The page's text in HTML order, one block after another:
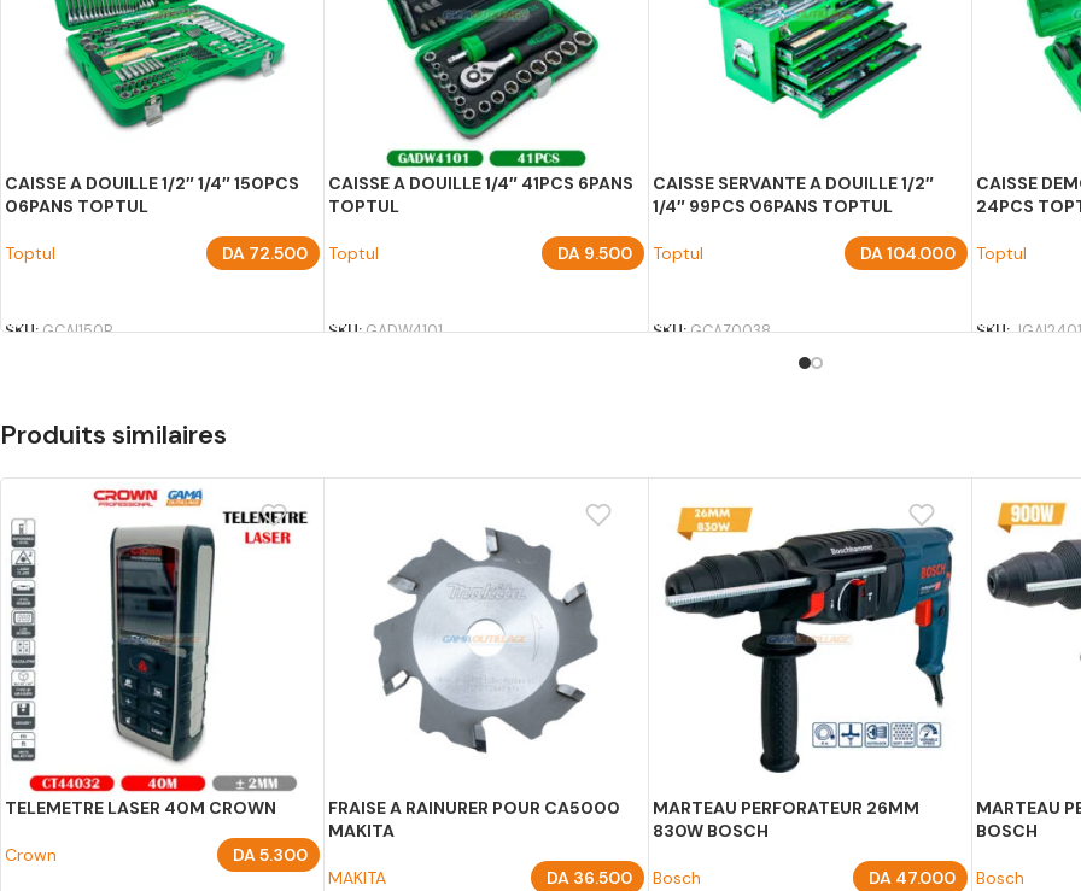
CAISSE A DOUILLE 1/2″ 1/4″ 150PCS
06PANS TOPTUL
Toptul DA 72.500
SKU:GCAI150R
CAISSE A DOUILLE 1/4″ 41PCS 6PANS
TOPTUL
Toptul DA9.500
SKU:GADW4101
CAISSE SERVANTE A DOUILLE 1/2″
1/4″ 99PCS 06PANS TOPTUL
Toptul DA104.000
SKU:GCAZ0038
CAISSE
24PCS
Toptul
SKU:
Produits similaires
TELEMETRE LASER 40M CROWN
Crown DA5.300
FRAISE A RAINURER POUR CA5000
MAKITA
MAKITA DA36.500
MARTEAU PERFORATEUR 26MM
830W BOSCH
Bosch DA 47.000
MARTEAU
BOSCH
Bosch